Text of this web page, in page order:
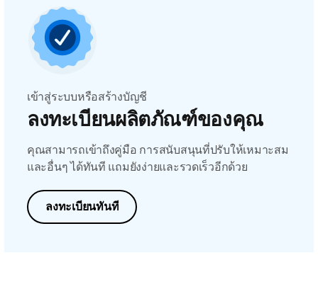
เข้าสู่ระบบหรือสร้างบัญชี
ลงทะเบียนผลิตภัณฑ์ของคุณ
คุณสามารถเข้าถึงคู่มือ การสนับสนุนที่ปรับให้เหมาะสม
และอื่นๆ ได้ทันที แถมยังง่ายและรวดเร็วอีกด้วย
ลงทะเบียนทันที